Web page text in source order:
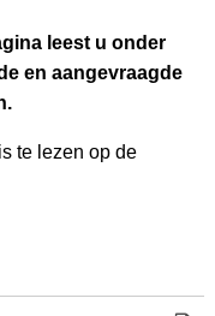
leest u onder
en aangevraagde
te lezen op de